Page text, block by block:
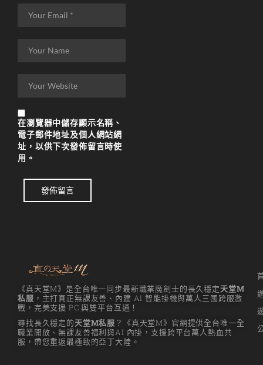
在瀏覽器中儲存顯示名稱、
電子郵件地址及個人網站網
址，以供下次發佈留言時使
用。
發佈留言
《真天堂M》是全台唯一同步最新職業魔劍士的長久穩定天堂M
私服 ，主打真正無課友善、內建 AI 智能掛機與萬人三國跨服激
戰，完美支援 PC 與雙平台互通！
尋找長久穩定的天堂M私服 ？《真天堂M》官網提供全台唯一全
職業開放、無課友善福利與AI 內掛，支援跨平台萬人熱血共
服，帶您重返最極致的亞丁大陸。